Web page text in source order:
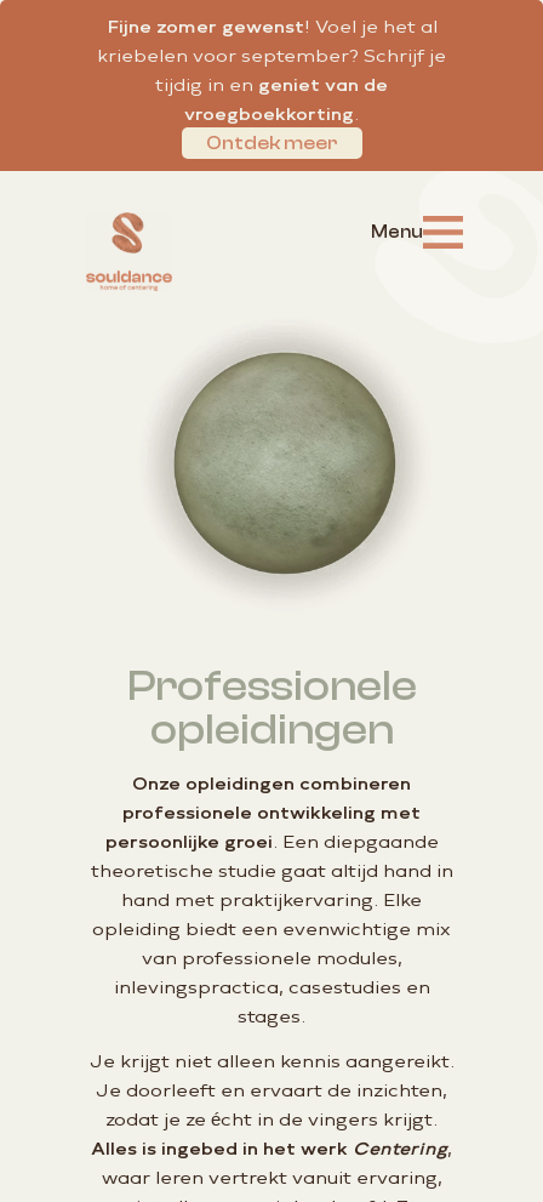
Fijne zomer gewenst! Voel je het al
kriebelen voor september? Schrijf je
tijdig in en geniet van de
vroegboekkorting.
Ontdek meer
Professionele
opleidingen
Onze opleidingen combineren
professionele ontwikkeling met
persoonlijke groei . Een diepgaande
theoretische studie gaat altijd hand in
hand met praktijkervaring. Elke
opleiding biedt een evenwichtige mix
van professionele modules,
inlevingspractica, casestudies en
stages.
Je krijgt niet alleen kennis aangereikt.
Je doorleeft en ervaart de inzichten,
zodat je ze écht in de vingers krijgt.
Alles is ingebed in het werk Centering,
waar leren vertrekt vanuit ervaring,